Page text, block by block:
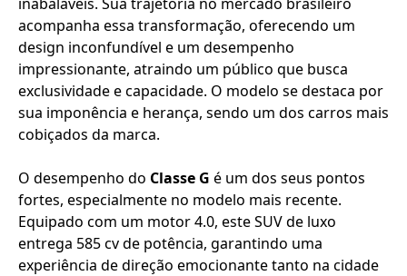
acompanha essa transformação, oferecendo um
design inconfundível e um desempenho
impressionante, atraindo um público que busca
exclusividade e capacidade. O modelo se destaca por
sua imponência e herança, sendo um dos carros mais
cobiçados da marca.
O desempenho do Classe G é um dos seus pontos
fortes, especialmente no modelo mais recente.
Equipado com um motor 4.0, este SUV de luxo
entrega 585 cv de potência, garantindo uma
experiência de direção emocionante tanto na cidade